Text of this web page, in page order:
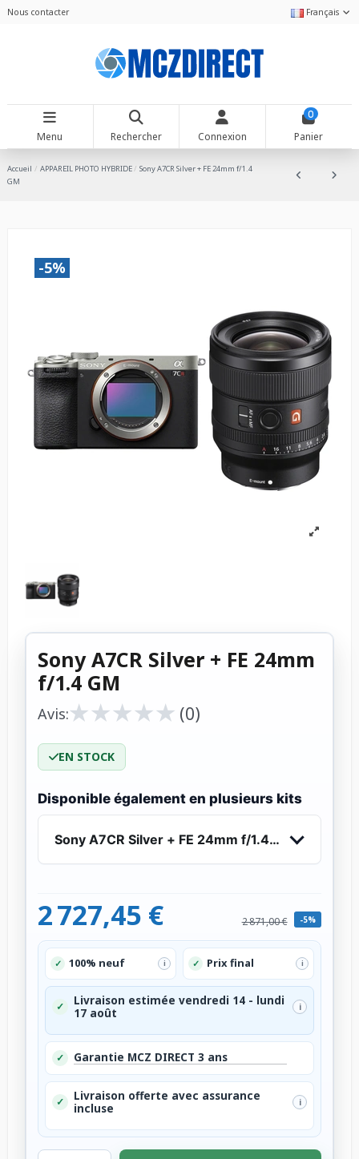
Nous contacter Français
Menu Rechercher Connexion
0
Panier
Accueil APPAREIL PHOTO HYBRIDE
Sony A7CR Silver + FE 24mm f/1.4
GM
-5%
Sony A7CR Silver + FE 24mm
f/1.4 GM
Avis:★
★★
★★
★★
★★
★ (0)
EN STOCK
Disponible également en plusieurs kits
Sony A7CR Silver + FE 24mm f/1.4 GM
2 727,45 € 2 871,00 € -5%
✓ 100% neuf i ✓ Prix final i
✓
Livraison estimée vendredi 14 - lundi
17 août
i
✓ Garantie MCZ DIRECT 3 ans
✓
Livraison offerte avec assurance
incluse
i